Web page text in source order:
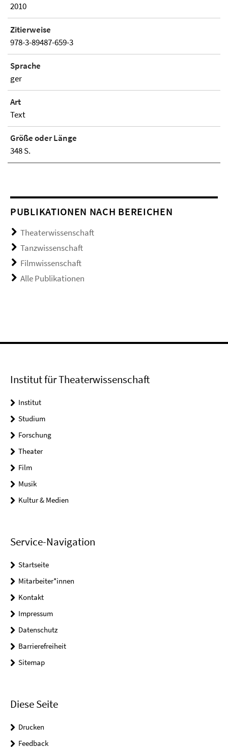
2010
Zitierweise
978-3-89487-659-3
Sprache
ger
Art
Text
Größe oder Länge
348 S.
PUBLIKATIONEN NACH BEREICHEN
Theaterwissenschaft
Tanzwissenschaft
Filmwissenschaft
Alle Publikationen
Institut für Theaterwissenschaft
Institut
Studium
Forschung
Theater
Film
Musik
Kultur & Medien
Service-Navigation
Startseite
Mitarbeiter*innen
Kontakt
Impressum
Datenschutz
Barrierefreiheit
Sitemap
Diese Seite
Drucken
Feedback